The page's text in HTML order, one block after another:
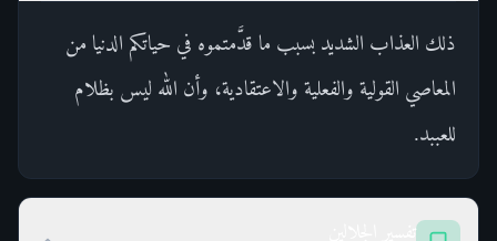
ذلك العذاب الشديد بسبب ما قدَّمتموه في حياتكم الدنيا من
المعاصي القولية والفعلية والاعتقادية، وأن الله ليس بظلام
للعببد.